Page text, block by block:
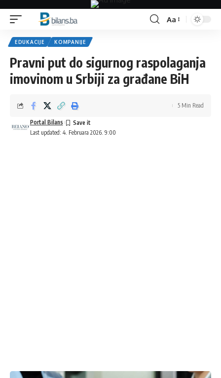
Font
Aa
EDUKACIJE KOMPANIJE
Pravni put do sigurnog raspolaganja
imovinom u Srbiji za građane BiH
Last updated: 4. Februara 2026. 9:00
Portal Bilans
5 Min Read